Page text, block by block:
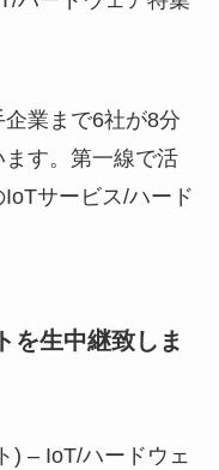
業まで6社が8分
す。第一線で活
サービス/ハード
を生中継致しま
) – IoT/ハードウェ